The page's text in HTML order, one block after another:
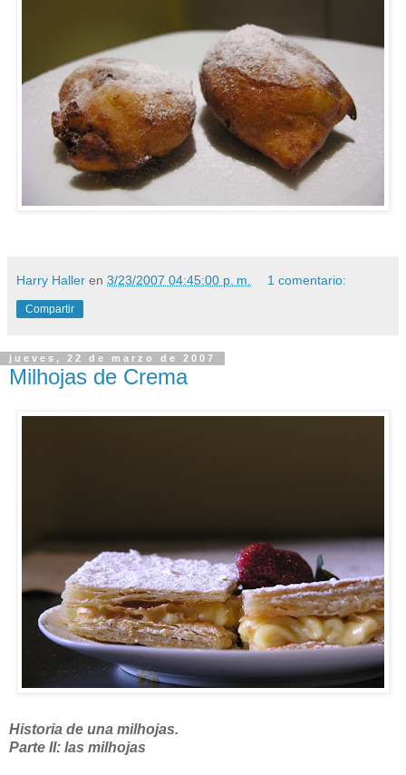
Harry Haller en 3/23/2007 04:45:00 p. m. 1 comentario:
Compartir
jueves, 22 de marzo de 2007
Milhojas de Crema
Historia de una milhojas.
Parte II: las milhojas